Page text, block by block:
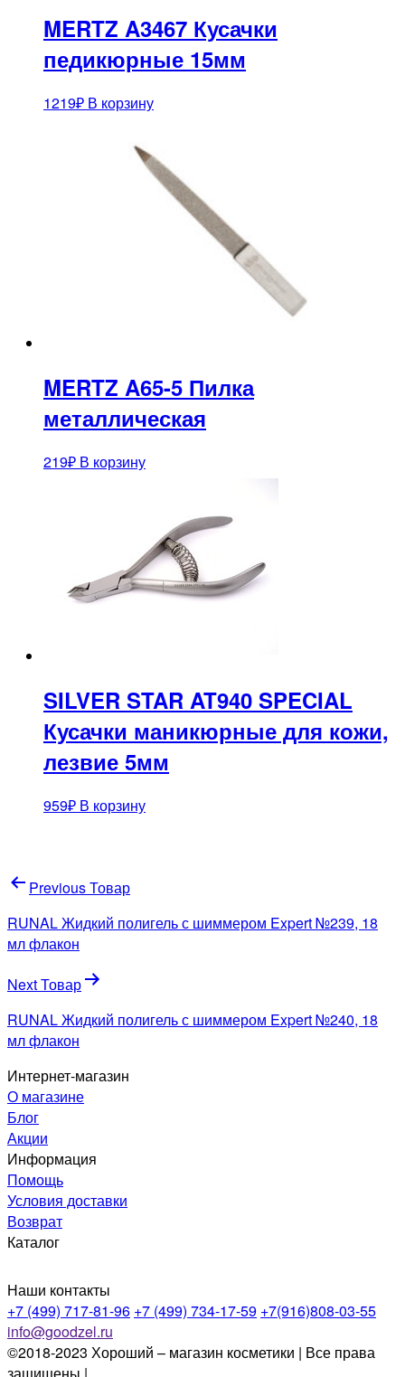
MERTZ A3467 Кусачки
педикюрные 15мм
1219₽ В корзину
MERTZ A65-5 Пилка
металлическая
219₽ В корзину
SILVER STAR AT940 SPECIAL
Кусачки маникюрные для кожи,
лезвие 5мм
959₽ В корзину
Навигация
по
записям
Previous Товар
RUNAL Жидкий полигель с шиммером Expert №239, 18
мл флакон
Next Товар
RUNAL Жидкий полигель с шиммером Expert №240, 18
мл флакон
Интернет-магазин
О магазине
Блог
Акции
Информация
Помощь
Условия доставки
Возврат
Каталог
Наши контакты
+7 (499) 717-81-96 +7 (499) 734-17-59 +7(916)808-03-55
info@goodzel.ru
©2018-2023 Хороший – магазин косметики | Все права